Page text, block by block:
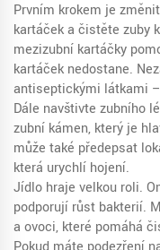
Prvním krokem je
kartáček a čistěte zuby
mezizubní kartáčky
kartáček nedostane.
antiseptickými látkami
Dále navštivte zubního
zubní kámen, který je
může také předepsat
která urychlí hojení.
Jídlo hraje velkou roli.
podporují růst bakterií.
a ovoci, které pomáhá